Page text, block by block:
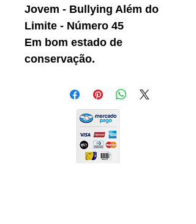
Jovem - Bullying Além do
Limite - Número 45
Em bom estado de
conservação.